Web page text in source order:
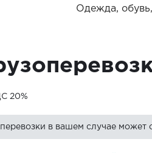
Одежда,
20%
в вашем случае